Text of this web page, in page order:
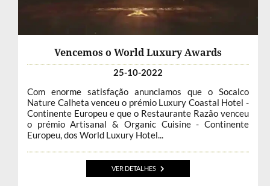
Vencemos o World Luxury Awards
25-10-2022
Com enorme satisfação anunciamos que o Socalco
Nature Calheta venceu o prémio Luxury Coastal Hotel -
Continente Europeu e que o Restaurante Razão venceu
o prémio Artisanal & Organic Cuisine - Continente
Europeu, dos World Luxury Hotel...
VER DETALHES